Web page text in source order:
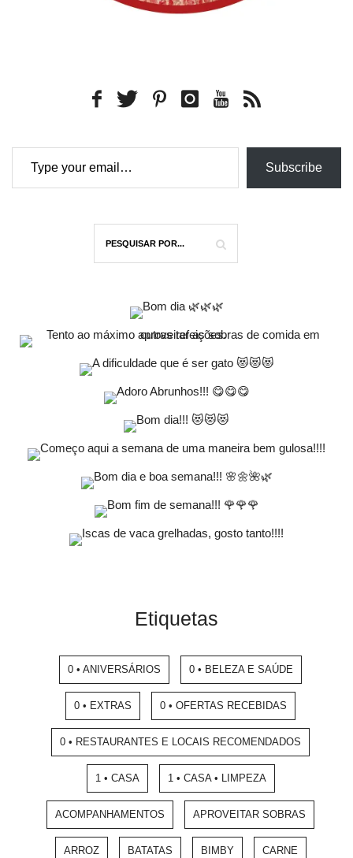
Type your email…
Subscribe
Etiquetas
0 • ANIVERSÁRIOS 0 • BELEZA E SAÚDE
0 • EXTRAS 0 • OFERTAS RECEBIDAS
0 • RESTAURANTES E LOCAIS RECOMENDADOS
1 • CASA 1 • CASA • LIMPEZA
ACOMPANHAMENTOS APROVEITAR SOBRAS
ARROZ BATATAS BIMBY CARNE